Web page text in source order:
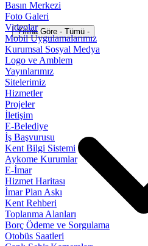
Basın Merkezi
Foto Galeri
Videolar
Mobil Uygulamalarımız
Kurumsal Sosyal Medya
Logo ve Amblem
Yayınlarımız
Sitelerimiz
Hizmetler
Projeler
İletişim
E-Belediye
İş Başvurusu
Kent Bilgi Sistemi
Aykome Kurumlar
E-İmar
Hizmet Haritası
İmar Plan Askı
Kent Rehberi
Toplanma Alanları
Borç Ödeme ve Sorgulama
Otobüs Saatleri
Yılına Göre - Tümü -